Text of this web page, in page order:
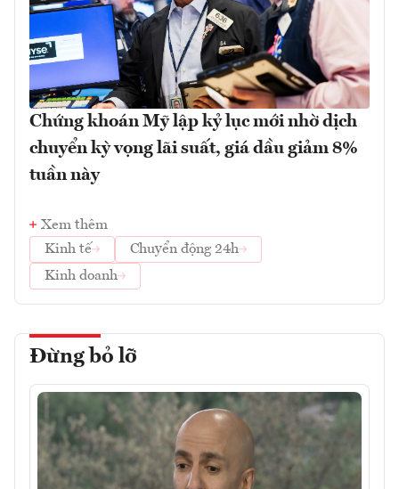
Chứng khoán Mỹ lập kỷ lục mới nhờ dịch
chuyển kỳ vọng lãi suất, giá dầu giảm 8%
tuần này
Xem thêm
Kinh tế
Chuyển động 24h
Kinh doanh
Đừng bỏ lỡ